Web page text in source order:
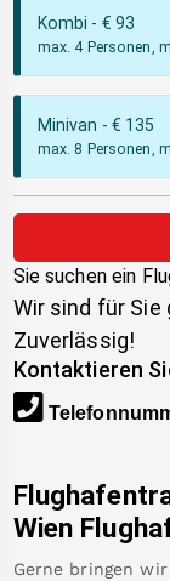
Kombi - € 93
max. 4 Personen,
Minivan - € 135
max. 8 Personen,
Sie suchen ein
Wir sind für Sie
Zuverlässig!
Kontaktieren
Wien
Gerne bringen